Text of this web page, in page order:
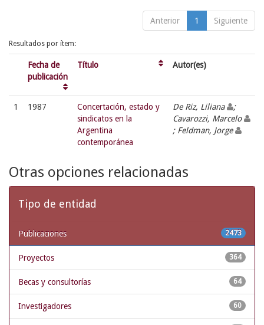
Anterior 1 Siguiente
Resultados por ítem:
Fecha de
publicación
Título Autor(es)
1 1987
Concertación, estado y
sindicatos en la
Argentina
contemporánea
De Riz, Liliana
;
Cavarozzi, Marcelo
; Feldman, Jorge
Otras opciones relacionadas
Tipo de entidad
2473
Publicaciones
364
Proyectos
64
Becas y consultorías
60
Investigadores